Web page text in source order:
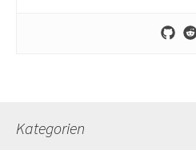
Kategorien